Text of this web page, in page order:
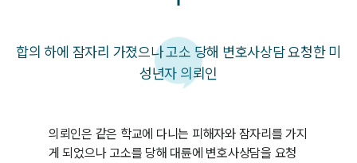
합의 하에 잠자리 가졌으나 고소 당해 변호사상담 요청한 미
성년자 의뢰인
의뢰인은 같은 학교에 다니는 피해자와 잠자리를 가지
게 되었으나 고소를 당해 대륜에 변호사상담을 요청